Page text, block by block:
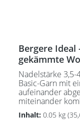
Bergere Ideal
gekämmte
Polyamid
Nadelstärke 3,5-
Basic-Garn mit
aufeinander
miteinander
bei 30°C - sehr
nicht schleudern)
Inhalt: 0.05 kg